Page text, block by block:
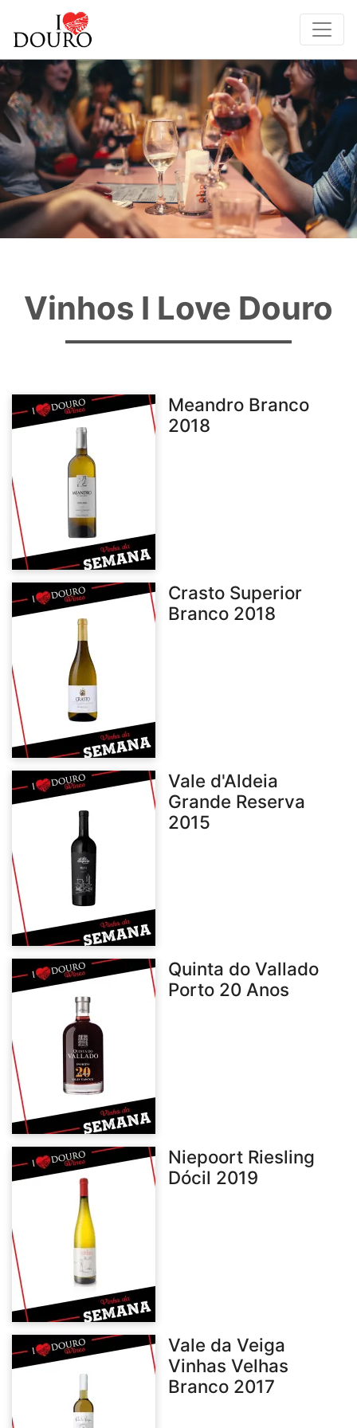
Vinhos I Love Douro
Meandro Branco
2018
Crasto Superior
Branco 2018
Vale d'Aldeia
Grande Reserva
2015
Quinta do Vallado
Porto 20 Anos
Niepoort Riesling
Dócil 2019
Vale da Veiga
Vinhas Velhas
Branco 2017